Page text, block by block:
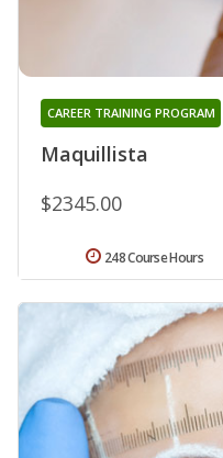
Maquillista
CAREER TRAINING PROGRAM
$2345.00
248 Course Hours